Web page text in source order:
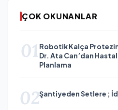
ÇOK OKUNANLAR
01 Robotik Kalça
Dr. Ata Can’dan
Planlama
02Şantiyeden Setlere ;